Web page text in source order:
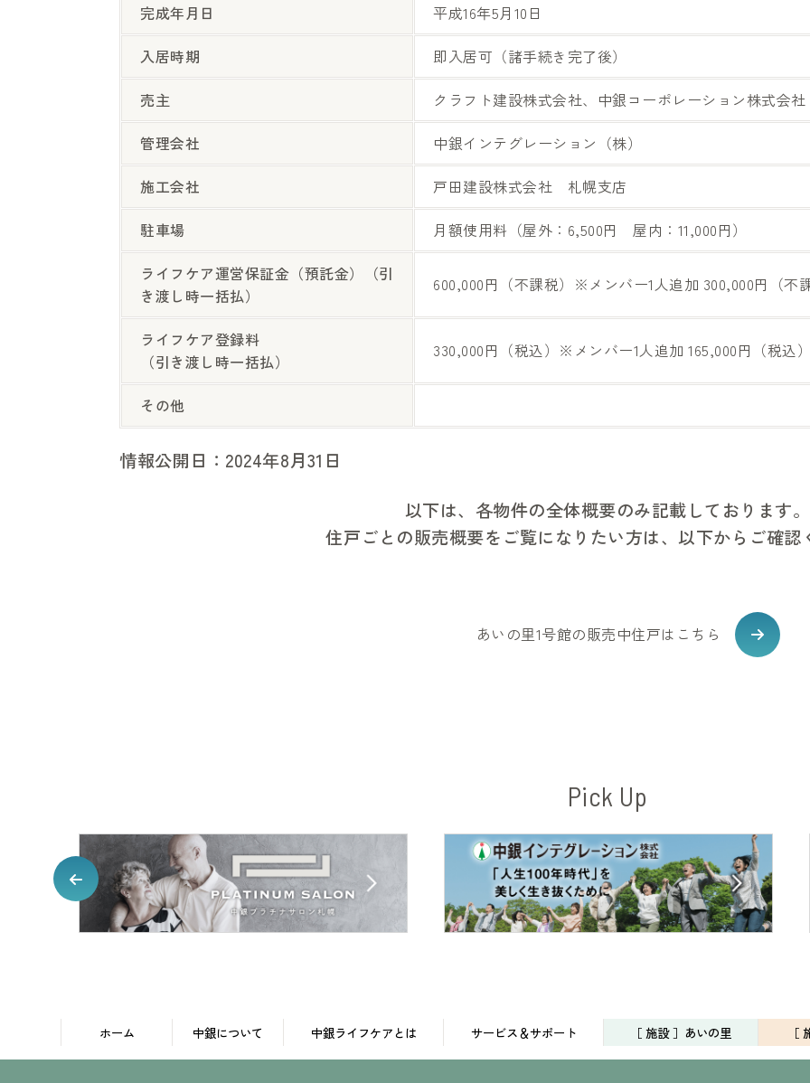
完成年月日
平成16年5月10日
入居時期
即入居可（諸手続き完了後）
売主
クラフト建設株式会社、中銀コーポレーション株式会
管理会社
中銀インテグレーション（株）
施工会社
戸田建設株式会社 札幌支店
駐車場
月額使用料（屋外：6,500円 屋内：11,000円）
ライフケア運営保証金（預託金）（引
き渡し時一括払）
600,000円（不課税）※メンバー1人追加 300,000円（不
ライフケア登録料
（引き渡し時一括払）
330,000円（税込）※メンバー1人追加 165,000円（税込
その他
情報公開日：2024年8月31日
以下は、各物件の全体概要のみ記載しております。
住戸ごとの販売概要をご覧になりたい方は、以下からご確認
あいの里1号館の販売中住戸はこちら
Pick Up
ホーム 中銀について 中銀ライフケアとは サービス＆サポート ［ 施設 ］あいの里 ［